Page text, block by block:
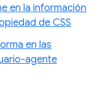
en la información
de CSS
en las
agente